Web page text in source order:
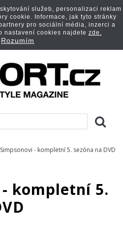
Simpsonovi - kompletní 5. sezóna na DVD
kompletní 5.
služeb, personalizaci reklam
cookie. Informace, jak tyto stránky
pro sociální média, inzerci a
nastavení cookies najdete zde.
Rozumím